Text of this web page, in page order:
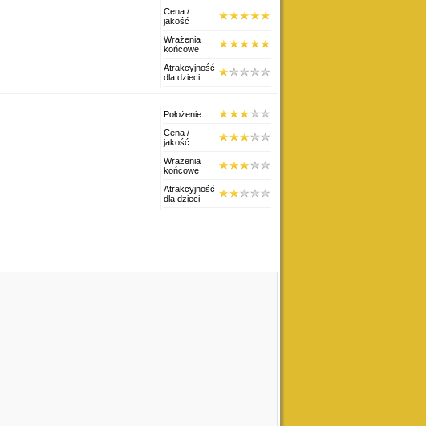
Cena /
jakość
Wrażenia
końcowe
Atrakcyjność
dla dzieci
Położenie
Cena /
jakość
Wrażenia
końcowe
Atrakcyjność
dla dzieci